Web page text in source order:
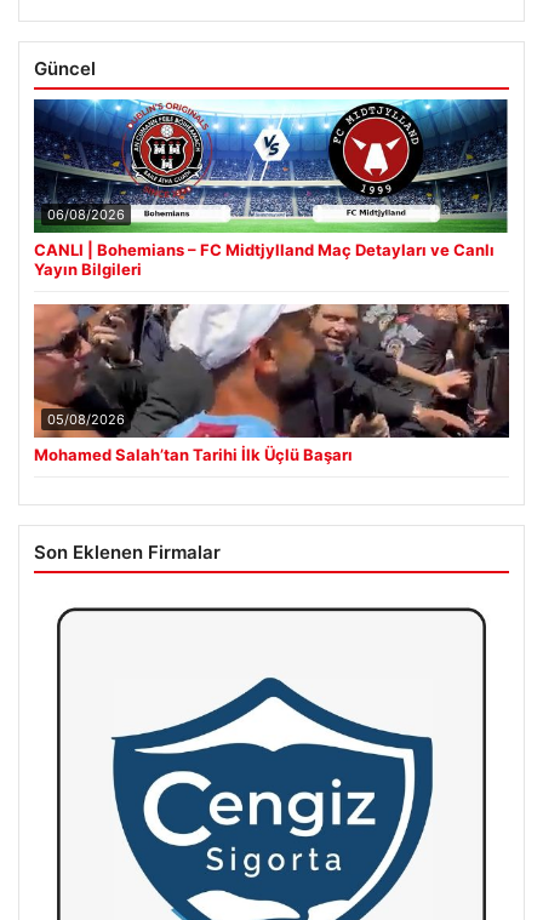
Güncel
06/08/2026
CANLI | Bohemians – FC Midtjylland Maç Detayları ve Canlı
Yayın Bilgileri
05/08/2026
Mohamed Salah’tan Tarihi İlk Üçlü Başarı
Son Eklenen Firmalar